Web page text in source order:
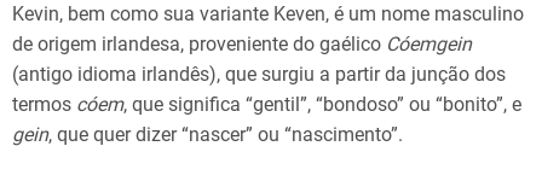
Kevin, bem como sua variante Keven, é um nome masculino
de origem irlandesa, proveniente do gaélico Cóemgein
(antigo idioma irlandês), que surgiu a partir da junção dos
termos cóem, que significa “gentil”, “bondoso” ou “bonito”, e
gein, que quer dizer “nascer” ou “nascimento”.